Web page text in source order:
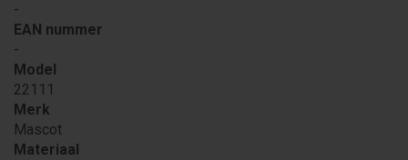
-
EAN nummer
-
Model
22111
Merk
Mascot
Materiaal